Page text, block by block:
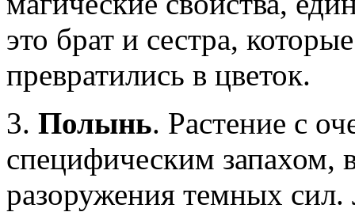
это брат и сестра,
превратились в цветок.
3. Полынь. Растение с
специфическим запахом,
разоружения темных